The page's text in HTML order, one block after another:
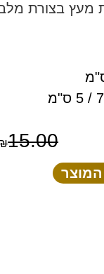
מעץ בצורת
15.00